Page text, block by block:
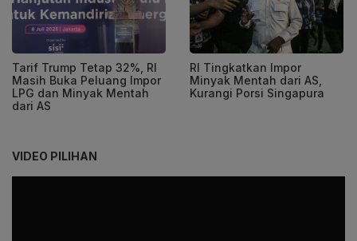
Tarif Trump Tetap 32%, RI
Masih Buka Peluang Impor
LPG dan Minyak Mentah
dari AS
RI Tingkatkan Impor
Minyak Mentah dari AS,
Kurangi Porsi Singapura
VIDEO PILIHAN